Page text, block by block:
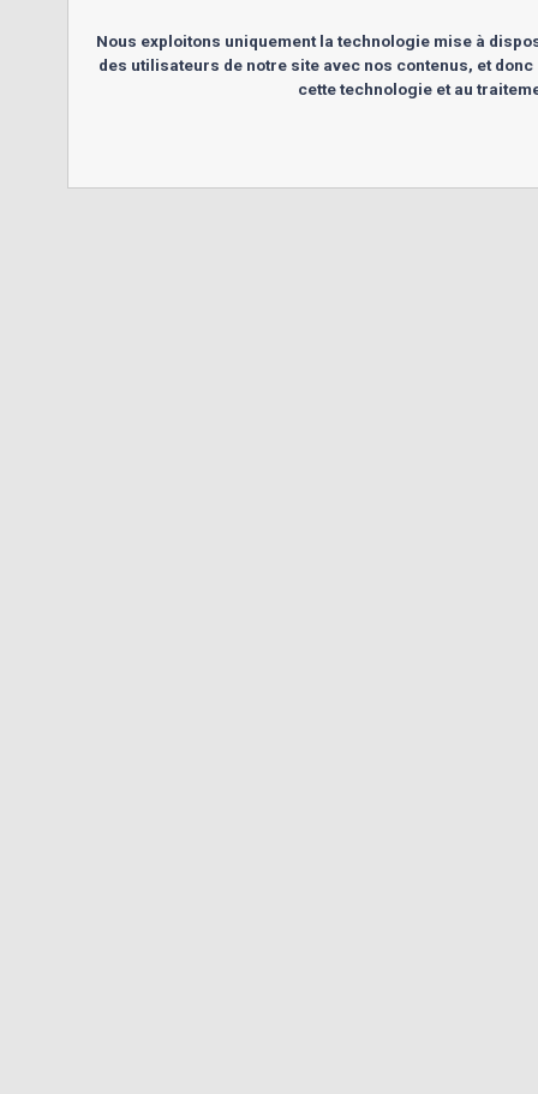
Nous exploitons uniquement la technologie mise à
des utilisateurs de notre site avec nos contenus, et
cette technologie et au